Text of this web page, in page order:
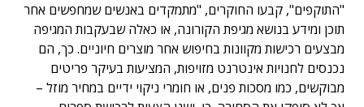
"התוקפים", קבעו החוקרים, "מתמקדים באנשים שמחפשים אחר
תוכן ומידע בנושא מגיפת הקורונה, או כאלה שבעקבות המגיפה
מבצעים רכישות מקוונות בחיפוש אחר מוצרים חיוניים. כך, הם
נכנסים לחנויות אינטרנט מזויפות, המציעות בעיקר פריטים
מבוקשים, כמו מסכות פנים, או חומרי ניקוי ידיים במחיר מוזל –